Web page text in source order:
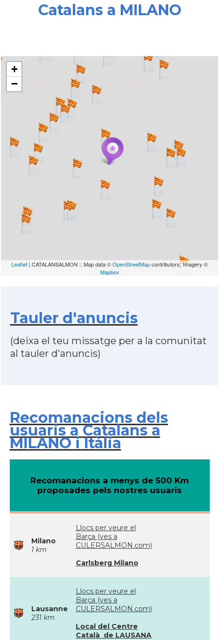
Catalans a MILANO
... carregant 484 webs... un moment si us
+
−
Leaflet | CATALANSALMON :: Map data ©OpenStreetMapcontributors, Imagery ©
Mapbox
Tauler d'anuncis
(deixa el teu missatge per a la comunitat
al tauler d'anuncis)
Recomanacions dels
usuaris a Catalans a
MILANO i Itàlia
Recomanacions a menys de 500 Km
proposades pels nostres usuaris
Milano
1 km
Llocs per veure el
Barça (ves a
CULERSALMON.com)
Carlsberg Milano
Lausanne
231 km
Llocs per veure el
Barça (ves a
CULERSALMON.com)
Local del Centre
Català de LAUSANA